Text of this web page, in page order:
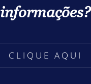
informações?
CLIQUE AQUI